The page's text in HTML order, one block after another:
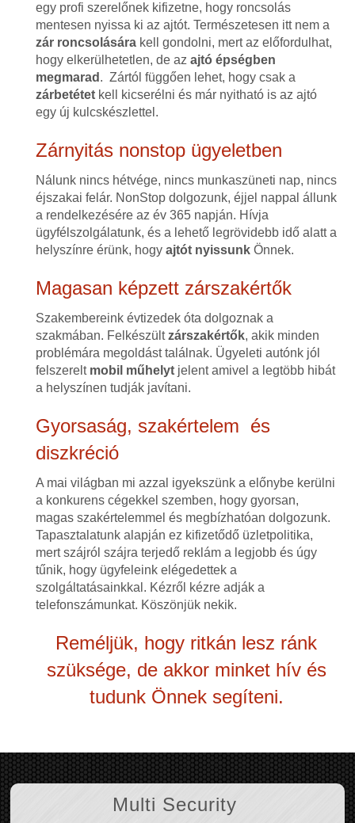
egy profi szerelőnek kifizetne, hogy roncsolás
mentesen nyissa ki az ajtót. Természetesen itt nem a
zár roncsolásárakell gondolni, mert az előfordulhat,
hogy elkerülhetetlen, de az ajtó épségben
megmarad . Zártól függően lehet, hogy csak a
zárbetétetkell kicserélni és már nyitható is az ajtó
egy új kulcskészlettel.
Zárnyitás nonstop ügyeletben
Nálunk nincs hétvége, nincs munkaszüneti nap, nincs
éjszakai felár. NonStop dolgozunk, éjjel nappal állunk
a rendelkezésére az év 365 napján. Hívja
ügyfélszolgálatunk, és a lehető legrövidebb idő alatt a
helyszínre érünk, hogy ajtót nyissunkÖnnek.
Magasan képzett zárszakértők
Szakembereink évtizedek óta dolgoznak a
szakmában. Felkészültzárszakértők, akik minden
problémára megoldást találnak. Ügyeleti autónk jól
felszerelt mobil műhelytjelent amivel a legtöbb hibát
a helyszínen tudják javítani.
Gyorsaság, szakértelem és
diszkréció
A mai világban mi azzal igyekszünk a előnybe kerülni
a konkurens cégekkel szemben, hogy gyorsan,
magas szakértelemmel és megbízhatóan dolgozunk.
Tapasztalatunk alapján ez kifizetődő üzletpolitika,
mert szájról szájra terjedő reklám a legjobb és úgy
tűnik, hogy ügyfeleink elégedettek a
szolgáltatásainkkal. Kézről kézre adják a
telefonszámunkat. Köszönjük nekik.
Reméljük, hogy ritkán lesz ránk
szüksége, de akkor minket hív és
tudunk Önnek segíteni.
Multi Security